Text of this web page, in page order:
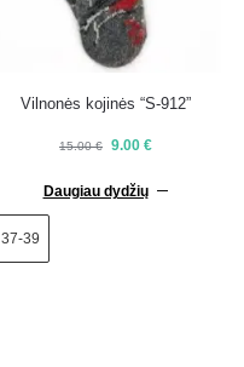
Vilnonės kojinės “S-912”
15.00€ 9.00 €
Daugiau dydžių
37-39